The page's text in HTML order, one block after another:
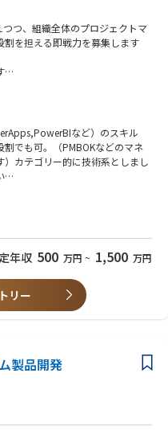
会社」を設立
に貢献するエネルギーサービス
開発について
つ、組織全体のプロジェクトマ
を担える即戦力を募集します
向けたプロジェクトマネジメン
務の洗い出し
維持
進）
など）のスキル
でも可。（PMBOKなどのマネ
カテゴリー的に技術系としまし
ントに長けた方ならば事務系の
年収 500 万円 ~ 1,500 万円
リー
製品開発